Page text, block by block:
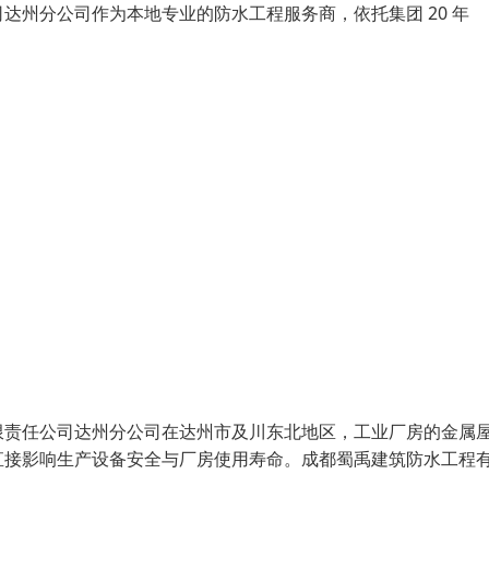
州分公司作为本地专业的防水工程服务商，依托集团 20 年
公司达州分公司在达州市及川东北地区，工业厂房的金属
影响生产设备安全与厂房使用寿命。成都蜀禹建筑防水工程